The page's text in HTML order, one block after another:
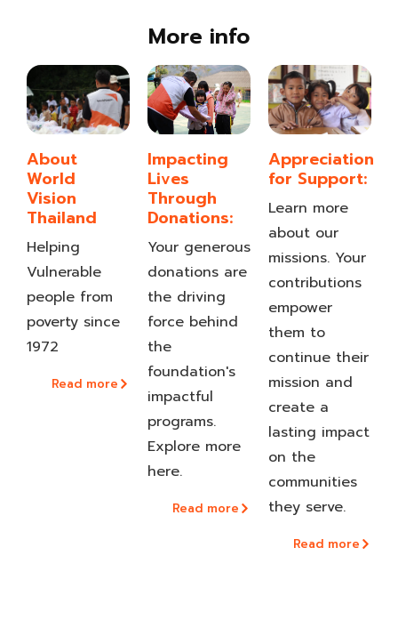
More info
About
World
Vision
Thailand
Helping
Vulnerable
people from
poverty since
1972
Read more
Impacting
Lives
Through
Donations:
Your generous
donations are
the driving
force behind
the
foundation's
impactful
programs.
Explore more
here.
Read more
Appreciation
for Support:
Learn more
about our
missions. Your
contributions
empower
them to
continue their
mission and
create a
lasting impact
on the
communities
they serve.
Read more